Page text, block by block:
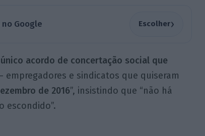
Google Escolher›
acordo de concertação social que
empregadores e sindicatos que quiseram
de 2016”, insistindo que “não há
escondido”.